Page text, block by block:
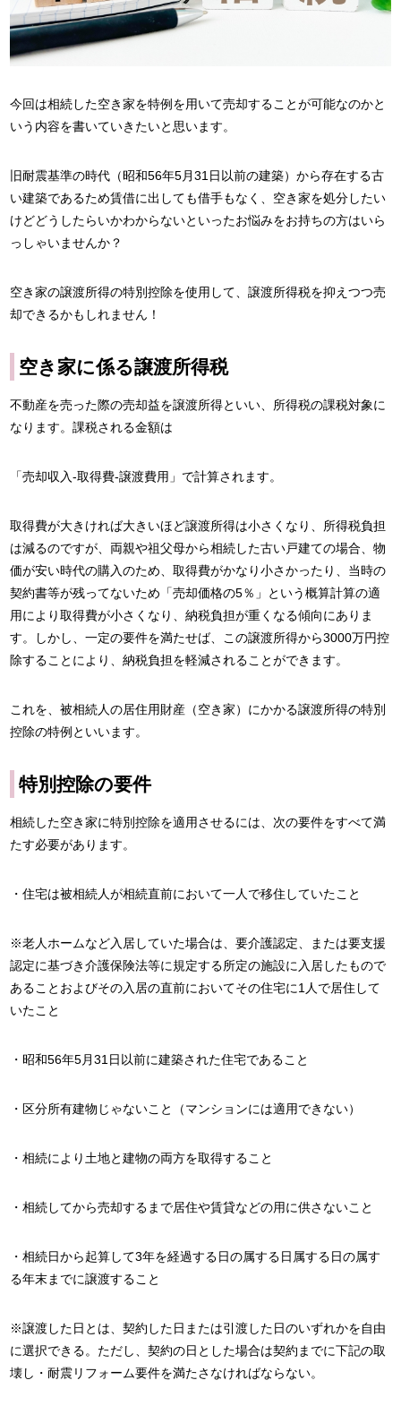
今回は相続した空き家を特例を用いて売却することが可能なのかと
いう内容を書いていきたいと思います。
旧耐震基準の時代（昭和56年5月31日以前の建築）から存在する古
い建築であるため賃借に出しても借手もなく、空き家を処分したい
けどどうしたらいかわからないといったお悩みをお持ちの方はいら
っしゃいませんか？
空き家の譲渡所得の特別控除を使用して、譲渡所得税を抑えつつ売
却できるかもしれません！
空き家に係る譲渡所得税
不動産を売った際の売却益を譲渡所得といい、所得税の課税対象に
なります。課税される金額は
「売却収入-取得費-譲渡費用」で計算されます。
取得費が大きければ大きいほど譲渡所得は小さくなり、所得税負担
は減るのですが、両親や祖父母から相続した古い戸建ての場合、物
価が安い時代の購入のため、取得費がかなり小さかったり、当時の
契約書等が残ってないため「売却価格の5％」という概算計算の適
用により取得費が小さくなり、納税負担が重くなる傾向にありま
す。しかし、一定の要件を満たせば、この譲渡所得から3000万円控
除することにより、納税負担を軽減されることができます。
これを、被相続人の居住用財産（空き家）にかかる譲渡所得の特別
控除の特例といいます。
特別控除の要件
相続した空き家に特別控除を適用させるには、次の要件をすべて満
たす必要があります。
・住宅は被相続人が相続直前において一人で移住していたこと
※老人ホームなど入居していた場合は、要介護認定、または要支援
認定に基づき介護保険法等に規定する所定の施設に入居したもので
あることおよびその入居の直前においてその住宅に1人で居住して
いたこと
・昭和56年5月31日以前に建築された住宅であること
・区分所有建物じゃないこと（マンションには適用できない）
・相続により土地と建物の両方を取得すること
・相続してから売却するまで居住や賃貸などの用に供さないこと
・相続日から起算して3年を経過する日の属する日属する日の属す
る年末までに譲渡すること
※譲渡した日とは、契約した日または引渡した日のいずれかを自由
に選択できる。ただし、契約の日とした場合は契約までに下記の取
壊し・耐震リフォーム要件を満たさなければならない。